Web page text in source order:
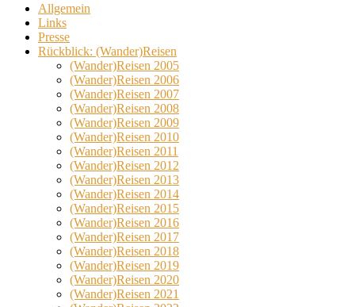
Allgemein
Links
Presse
Rückblick: (Wander)Reisen
(Wander)Reisen 2005
(Wander)Reisen 2006
(Wander)Reisen 2007
(Wander)Reisen 2008
(Wander)Reisen 2009
(Wander)Reisen 2010
(Wander)Reisen 2011
(Wander)Reisen 2012
(Wander)Reisen 2013
(Wander)Reisen 2014
(Wander)Reisen 2015
(Wander)Reisen 2016
(Wander)Reisen 2017
(Wander)Reisen 2018
(Wander)Reisen 2019
(Wander)Reisen 2020
(Wander)Reisen 2021